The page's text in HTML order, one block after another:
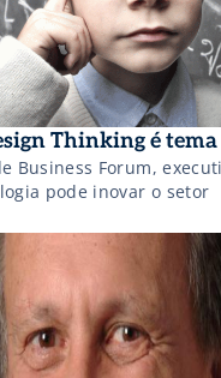
Thinking é
Business Forum,
pode inovar o setor